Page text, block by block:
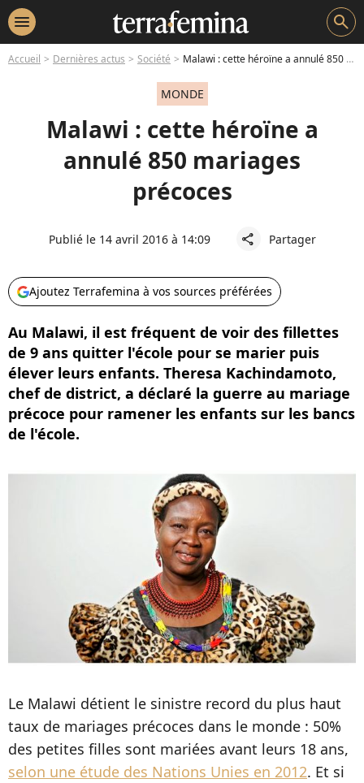
menu search
Accueil Dernières actus Société Malawi : cette héroïne a annulé 850 mariages précoces
MONDE
Malawi : cette héroïne a
annulé 850 mariages
précoces
Publié le 14 avril 2016 à 14:09 share Partager
Ajoutez Terrafemina à vos sources préférées
Au Malawi, il est fréquent de voir des fillettes
de 9 ans quitter l'école pour se marier puis
élever leurs enfants. Theresa Kachindamoto,
chef de district, a déclaré la guerre au mariage
précoce pour ramener les enfants sur les bancs
de l'école.
Le Malawi détient le sinistre record du plus haut
taux de mariages précoces dans le monde : 50%
des petites filles sont mariées avant leurs 18 ans,
selon une étude des Nations Unies en 2012. Et si